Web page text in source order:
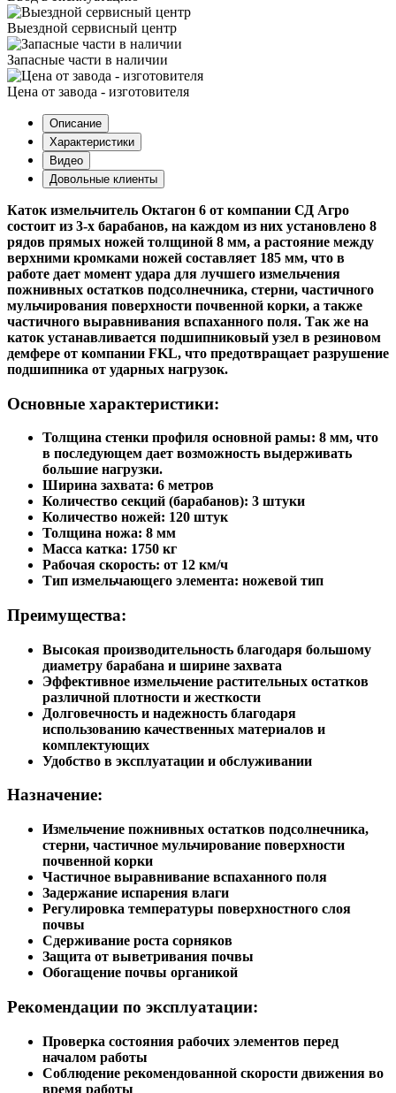
Выездной сервисный центр
Запасные части в наличии
Цена от завода - изготовителя
Описание
Характеристики
Видео
Довольные клиенты
Каток измельчитель Октагон 6 от компании СД Агро
состоит из 3-х барабанов, на каждом из них установлено 8
рядов прямых ножей толщиной 8 мм, а растояние между
верхними кромками ножей составляет 185 мм, что в
работе дает момент удара для лучшего измельчения
пожнивных остатков подсолнечника, стерни, частичного
мульчирования поверхности почвенной корки, а также
частичного выравнивания вспаханного поля. Так же на
каток устанавливается подшипниковый узел в резиновом
демфере от компании FKL, что предотвращает разрушение
подшипника от ударных нагрузок.
Основные характеристики:
Толщина стенки профиля основной рамы: 8 мм, что
в последующем дает возможность выдерживать
большие нагрузки.
Ширина захвата: 6 метров
Количество секций (барабанов): 3 штуки
Количество ножей: 120 штук
Толщина ножа: 8 мм
Масса катка: 1750 кг
Рабочая скорость: от 12 км/ч
Тип измельчающего элемента: ножевой тип
Преимущества:
Высокая производительность благодаря большому
диаметру барабана и ширине захвата
Эффективное измельчение растительных остатков
различной плотности и жесткости
Долговечность и надежность благодаря
использованию качественных материалов и
комплектующих
Удобство в эксплуатации и обслуживании
Назначение:
Измельчение пожнивных остатков подсолнечника,
стерни, частичное мульчирование поверхности
почвенной корки
Частичное выравнивание вспаханного поля
Задержание испарения влаги
Регулировка температуры поверхностного слоя
почвы
Сдерживание роста сорняков
Защита от выветривания почвы
Обогащение почвы органикой
Рекомендации по эксплуатации:
Проверка состояния рабочих элементов перед
началом работы
Соблюдение рекомендованной скорости движения во
время работы